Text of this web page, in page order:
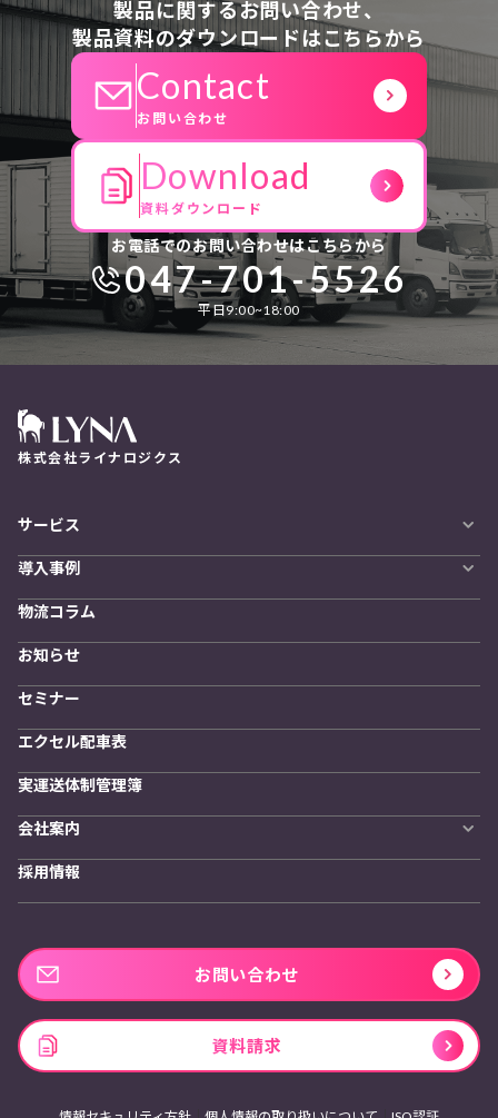
製品に関するお問い合わせ、
製品資料のダウンロードはこちらから
Contact
お問い合わせ
Download
資料ダウンロード
お電話でのお問い合わせはこちらから
047-701-5526
平日9:00~18:00
株式会社ライナロジクス
サービス
LYNA DXプラットフォーム
発着管理オプション
訪問計画
物流拠点最適化
開発者向けサービス
導入事例
導入をご検討の方へ
物流コラム
お知らせ
セミナー
エクセル配車表
実運送体制管理簿
会社案内
私たちの想い
採用情報
お問い合わせ
資料請求